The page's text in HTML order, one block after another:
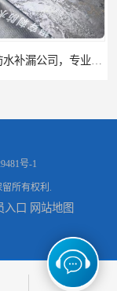
大岭山专业厂房防水补漏找华展防水——技术全面，质量卓越
号-1
所有权利.
入口 网站地图